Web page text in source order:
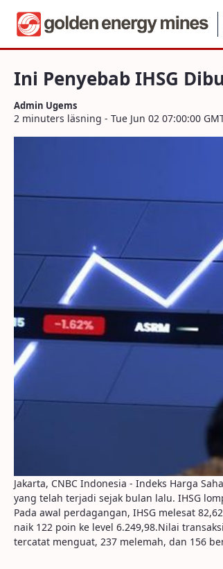
Navigera
Hoppa till innehåll
Ini Penyebab IHSG Dibuka
Ini Penyebab IHSG
Admin Ugems
2 minuters läsning - Tue Jun 02 07:00:00
Jakarta, CNBC Indonesia - Indeks Harga
yang telah terjadi sejak bulan lalu. IHSG
Pada awal perdagangan, IHSG melesat
naik 122 poin ke level 6.249,98.Nilai
tercatat menguat, 237 melemah, dan 156